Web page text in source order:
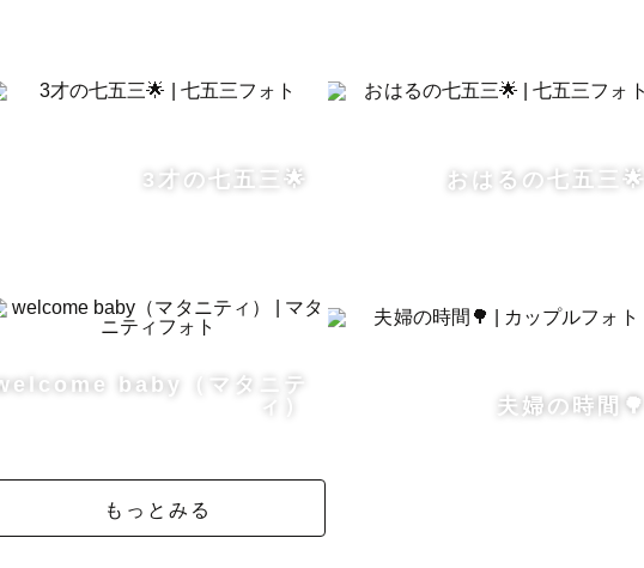
に撮影できるかな…？」
3才の七五三🌟 おはるの七五三🌟
baby（マタニテ
ィ）
夫婦の時間🌳
もっとみる